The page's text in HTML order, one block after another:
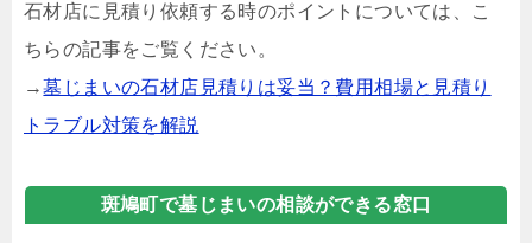
石材店に見積り依頼する時のポイントについては、こ
ちらの記事をご覧ください。
→墓じまいの石材店見積りは妥当？費用相場と見積り
トラブル対策を解説
斑鳩町で墓じまいの相談ができる窓口